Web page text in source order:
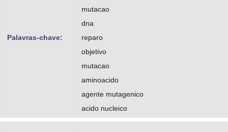
Palavras-chave:
mutacao
dna
reparo
objetivo
mutacao
aminoacido
agente mutagenico
acido nucleico